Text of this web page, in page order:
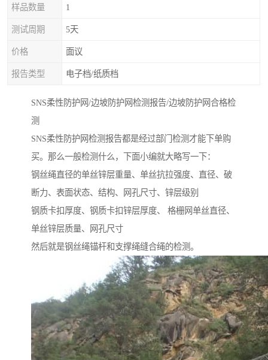
样品数量 1
测试周期 5天
价格 面议
报告类型 电子档/纸质档
SNS柔性防护网/边坡防护网检测报告/边坡防护网合格检
测
SNS柔性防护网检测报告都是经过部门检测才能下单购
买。那么一般检测什么，下面小编就大略写一下：
钢丝绳直径的单丝锌层重量、单丝抗拉强度、直径、破
断力、表面状态、结构、网孔尺寸、锌层级别
钢质卡扣厚度、钢质卡扣锌层厚度、 格栅网单丝直径、
单丝锌层质量、网孔尺寸
然后就是钢丝绳锚杆和支撑绳缝合绳的检测。